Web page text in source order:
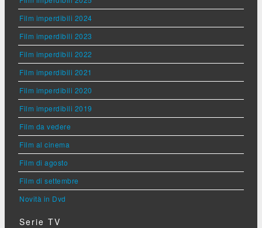
Film imperdibili 2024
Film imperdibili 2023
Film imperdibili 2022
Film imperdibili 2021
Film imperdibili 2020
Film imperdibili 2019
Film da vedere
Film al cinema
Film di agosto
Film di settembre
Novità in Dvd
Serie TV